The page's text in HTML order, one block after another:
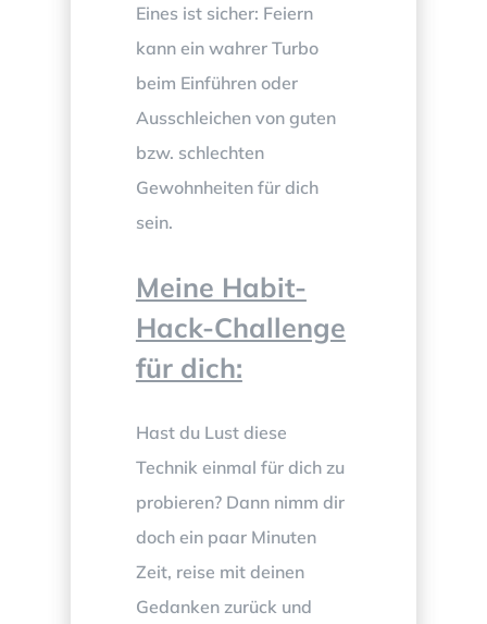
Eines ist sicher: Feiern
kann ein wahrer Turbo
beim Einführen oder
Ausschleichen von guten
bzw. schlechten
Gewohnheiten für dich
sein.
Meine Habit-
Hack-Challenge
für dich:
Hast du Lust diese
Technik einmal für dich zu
probieren? Dann nimm dir
doch ein paar Minuten
Zeit, reise mit deinen
Gedanken zurück und